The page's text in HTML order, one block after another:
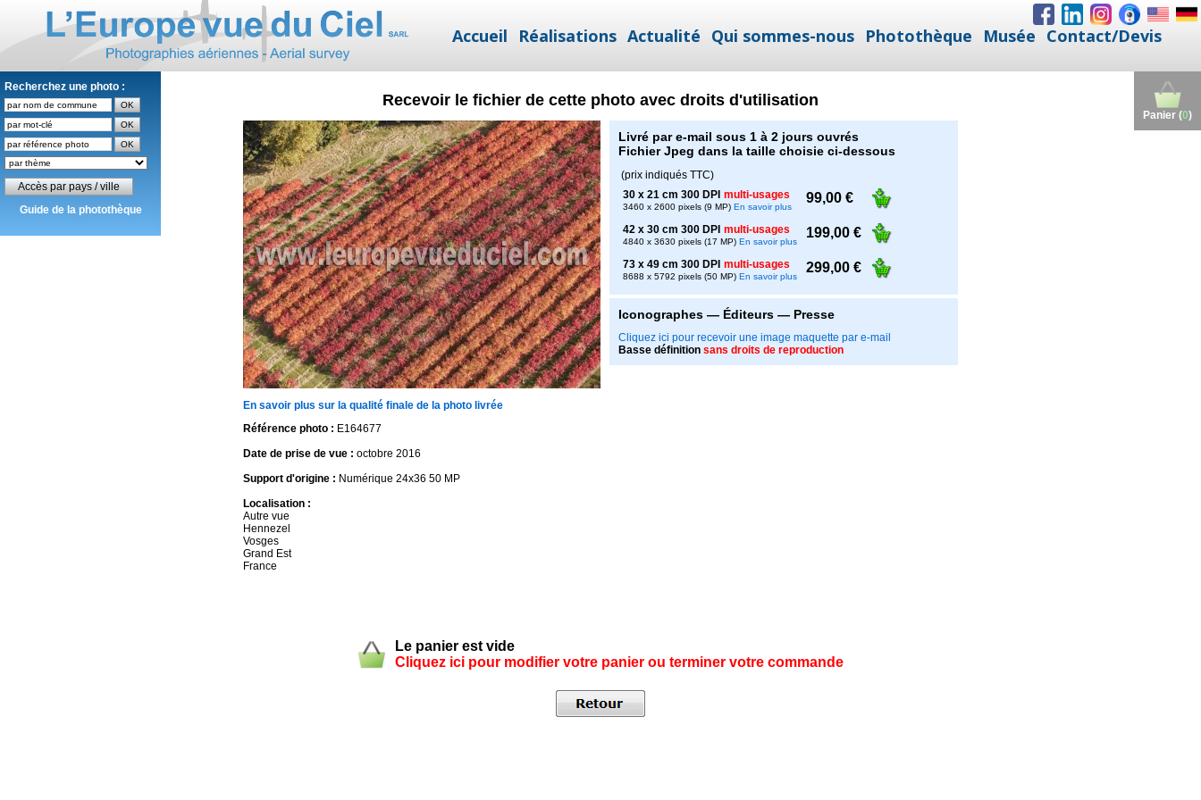
Accueil Réalisations Actualité Qui sommes-nous Photothèque Musée Contact/Devis